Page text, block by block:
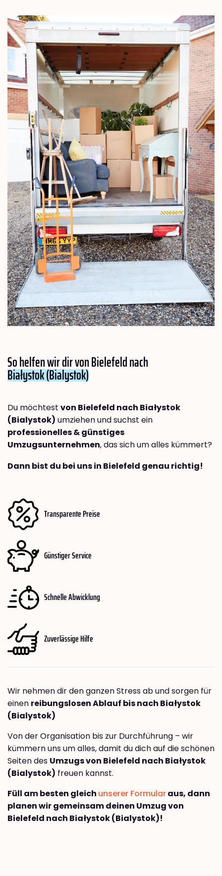
So helfen wir dir von Bielefeld nach
Białystok (Bialystok)
Du möchtest von Bielefeld nach Białystok
(Bialystok) umziehen und suchst ein
professionelles & günstiges
Umzugsunternehmen, das sich um alles kümmert?
Dann bist du bei uns in Bielefeld genau richtig!
Transparente Preise
Günstiger Service
Schnelle Abwicklung
Zuverlässige Hilfe
Wir nehmen dir den ganzen Stress ab und sorgen für
einen reibungslosen Ablauf bis nach Białystok
(Bialystok)
Von der Organisation bis zur Durchführung – wir
kümmern uns um alles, damit du dich auf die schönen
Seiten des Umzugs von Bielefeld nach Białystok
(Bialystok) freuen kannst.
Füll am besten gleich unserer Formularaus, dann
planen wir gemeinsam deinen Umzug von
Bielefeld nach Białystok (Bialystok)!